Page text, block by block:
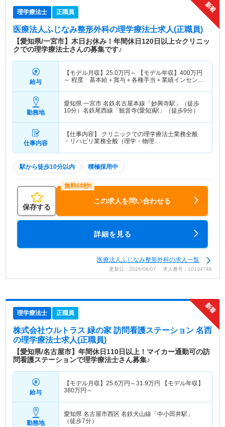
理学療法士 正職員
医療法人ふじなみ整形外科の理学療法士求人(正職員)
【愛知県/一宮市】木日お休み！年間休日120日以上☆クリニッ
クでの理学療法士さんの募集です♪
給与
【モデル月収】 25.0万円～ 【モデル年収】 400万円
～ 程度 基本給＋賞与＋各種手当＋業績インセンテ
勤務地
愛知県 一宮市 名鉄名古屋本線「妙興寺駅」（徒歩
10分）名鉄尾西線「観音寺(愛知)駅」（徒歩9分）
仕事内容
【仕事内容】 クリニックでの理学療法士業務全般
・リハビリ業務全般（理学・物理…
駅から徒歩10分以内 積極採用中
保存する
この求人を問い合わせる
詳細を見る
医療法人ふじなみ整形外科の求人一覧
更新日：2026/08/07 求人番号：10134748
理学療法士 正職員
株式会社ウルトラス 緑の家 訪問看護ステーション 名西
の理学療法士求人(正職員)
【愛知県/名古屋市】年間休日110日以上！マイカー通勤可の訪
問看護ステーションで理学療法士さん募集♪
給与
【モデル月収】 25.6万円～31.9万円 【モデル年収】
380万円～
勤務地
愛知県 名古屋市西区 名鉄犬山線「中小田井駅」
（徒歩7分）